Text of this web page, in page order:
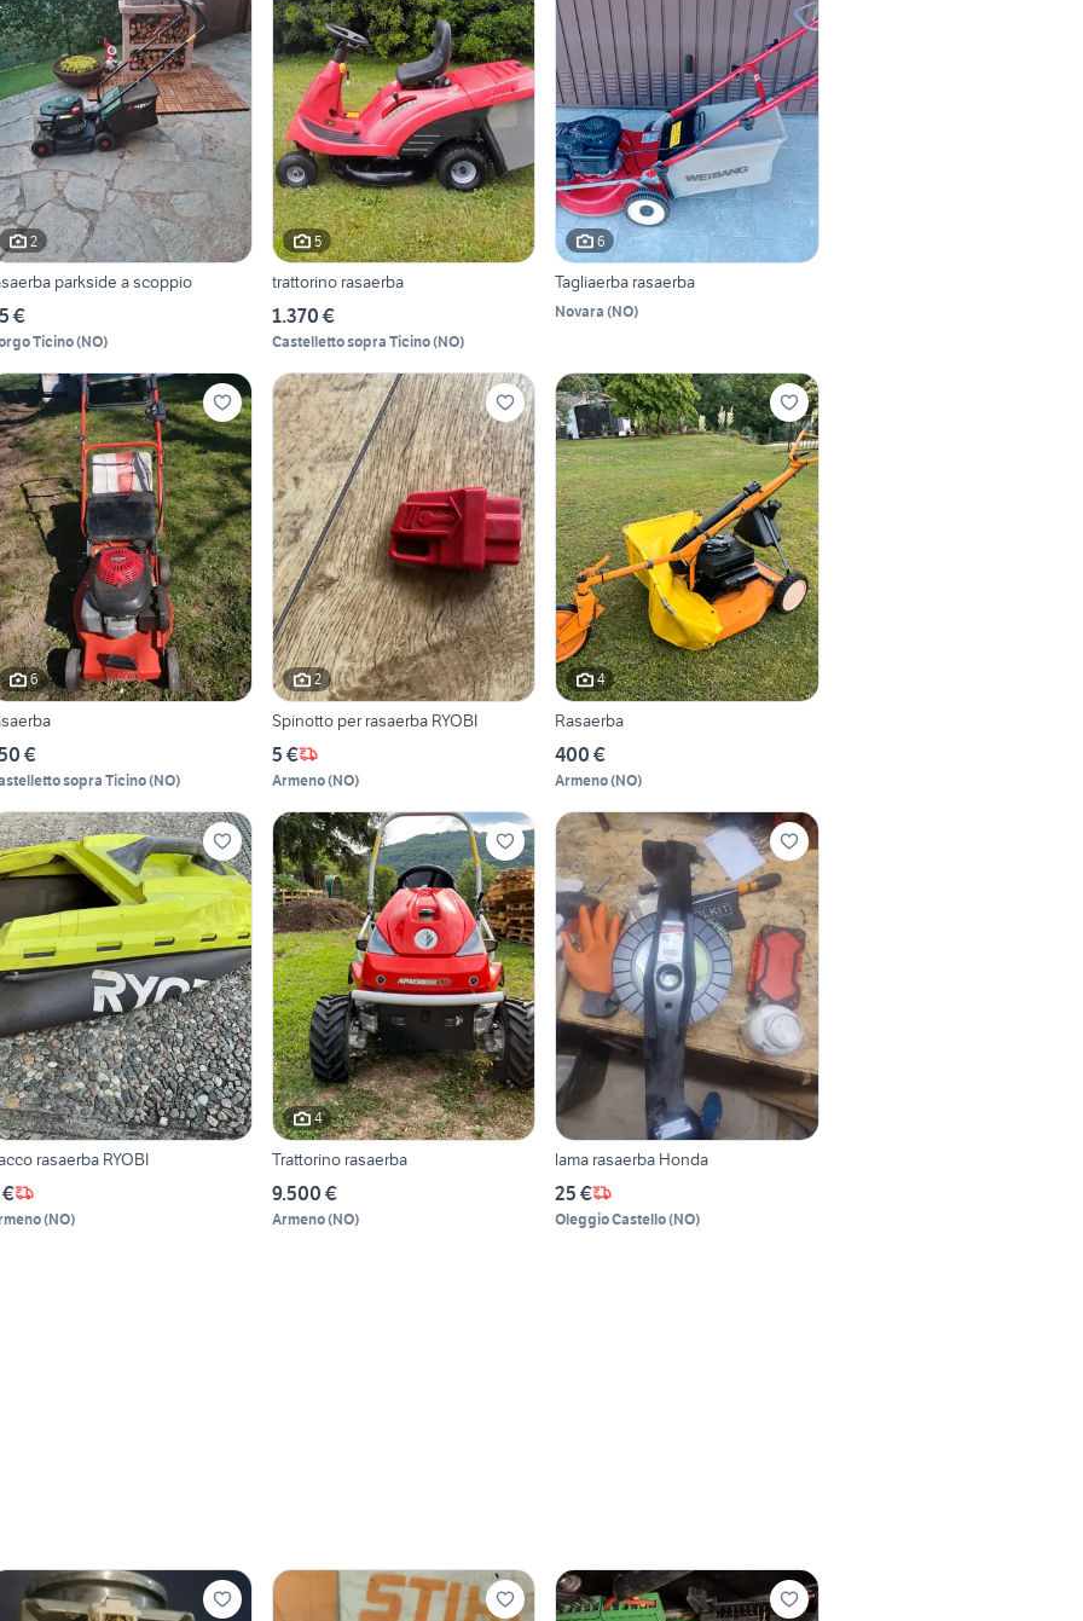
2
parkside a scoppio
€
Ticino(NO)
5
trattorino rasaerba
1.370 €
Castelletto sopra Ticino(NO)
6
Tagliaerba rasaerba
Novara (NO)
6
€
sopra Ticino(NO)
2
Spinotto per rasaerba RYOBI
5 €
Armeno(NO)
4
Rasaerba
400 €
Armeno(NO)
rasaerba RYOBI
(NO)
4
Trattorino rasaerba
9.500 €
Armeno(NO)
lama rasaerba Honda
25 €
Oleggio Castello(NO)